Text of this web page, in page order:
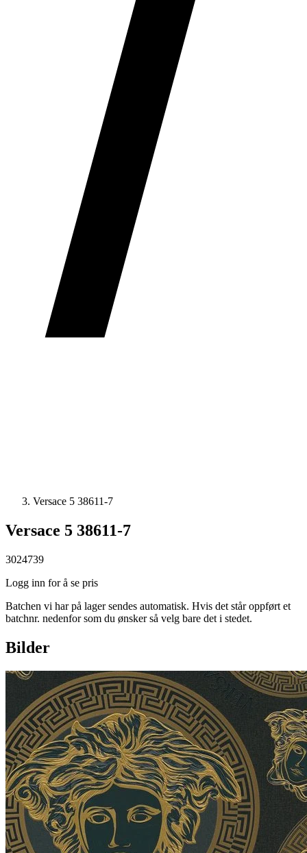
Versace 5 38611-7
Versace 5 38611-7
3024739
Logg inn for å se pris
Batchen vi har på lager sendes automatisk. Hvis det står oppført et
batchnr. nedenfor som du ønsker så velg bare det i stedet.
Bilder